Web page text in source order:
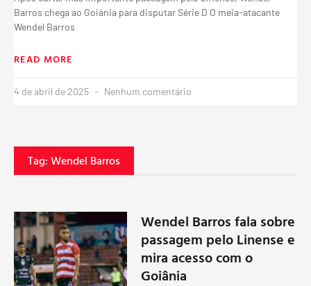
Barros chega ao Goiânia para disputar Série D O meia-atacante
Wendel Barros
READ MORE
4 de abril de 2025 Nenhum comentário
Tag: Wendel Barros
Wendel Barros fala sobre
passagem pelo Linense e
mira acesso com o
Goiânia